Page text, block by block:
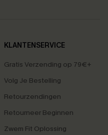
KLANTENSERVICE
Gratis Verzending op 79€+
Volg Je Bestelling
Retourzendingen
Retourneer Beginnen
Zwem Fit Oplossing